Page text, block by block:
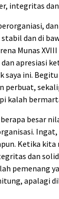
integritas
dan di
Munas
dan apresiasi
saya ini.
perbuat,
kalah
besar
Ketika
dan
pemenang
apalagi